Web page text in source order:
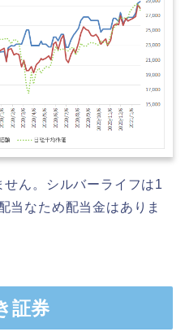
ん。シルバーライフは1
当なため配当金はありま
証券